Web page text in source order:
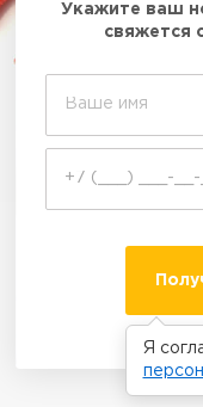
Укажите ваш
свяжется
Я